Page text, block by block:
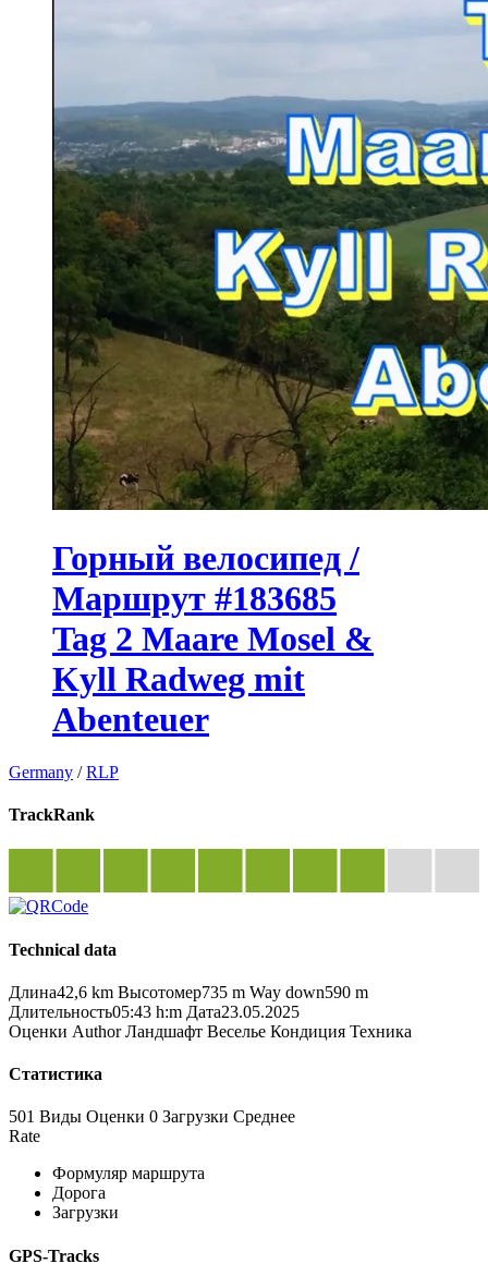
Горный велосипед /
Маршрут #183685
Tag 2 Maare Mosel &
Kyll Radweg mit
Abenteuer
Germany /RLP
TrackRank
Technical data
Длина42,6 km Высотомер735 m Way down590 m
Длительность05:43 h:m Дата23.05.2025
Оценки Author Ландшафт Веселье Кондиция Техника
Статистика
501 Виды Оценки 0 Загрузки Среднее
Rate
Формуляр маршрута
Дорога
Загрузки
GPS-Tracks